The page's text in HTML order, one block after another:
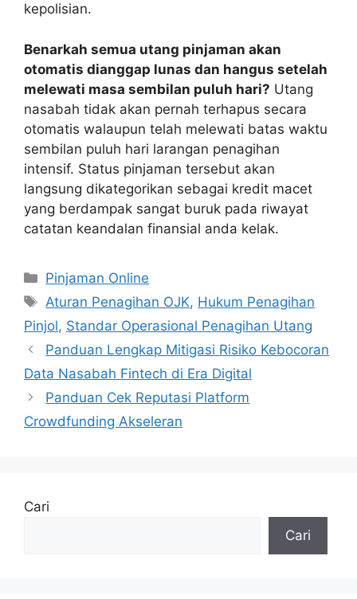
kepolisian.
Benarkah semua utang pinjaman akan
otomatis dianggap lunas dan hangus setelah
melewati masa sembilan puluh hari? Utang
nasabah tidak akan pernah terhapus secara
otomatis walaupun telah melewati batas waktu
sembilan puluh hari larangan penagihan
intensif. Status pinjaman tersebut akan
langsung dikategorikan sebagai kredit macet
yang berdampak sangat buruk pada riwayat
catatan keandalan finansial anda kelak.
Kategori
Pinjaman Online
Tag
Aturan Penagihan OJK, Hukum Penagihan
Pinjol, Standar Operasional Penagihan Utang
Panduan Lengkap Mitigasi Risiko Kebocoran
Data Nasabah Fintech di Era Digital
Panduan Cek Reputasi Platform
Crowdfunding Akseleran
Cari
Cari